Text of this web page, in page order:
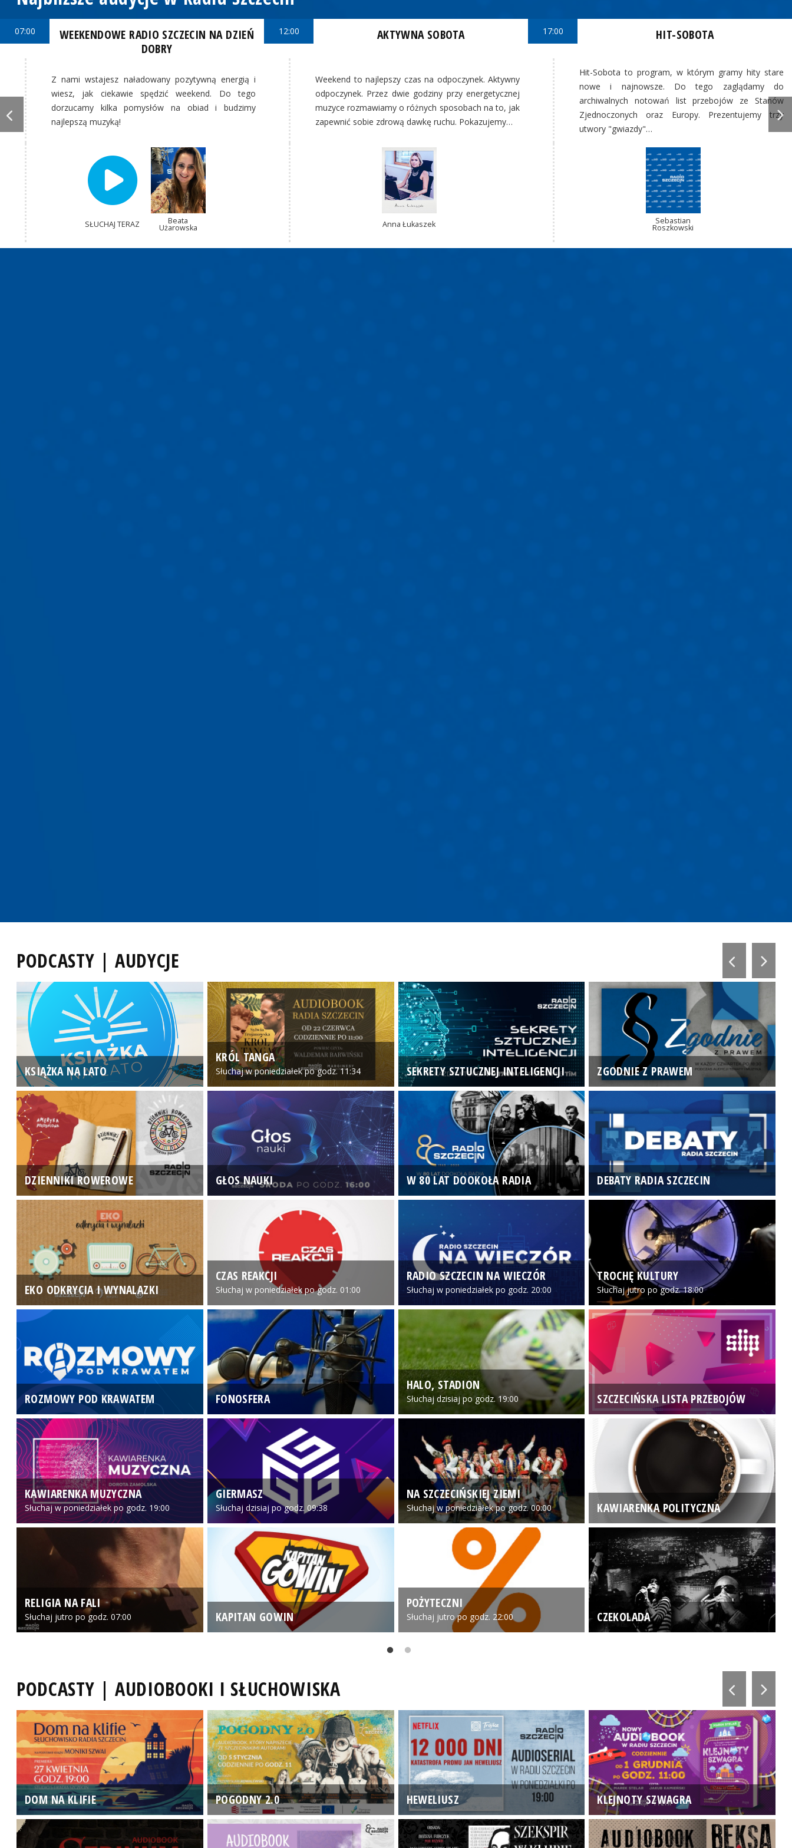
07:00
WEEKENDOWE RADIO SZCZECIN NA DZIEŃ
DOBRY
Z nami wstajesz naładowany pozytywną energią i
wiesz, jak ciekawie spędzić weekend. Do tego
dorzucamy kilka pomysłów na obiad i budzimy
najlepszą muzyką!
SŁUCHAJ TERAZ Beata
Użarowska
12:00 AKTYWNA SOBOTA
Weekend to najlepszy czas na odpoczynek. Aktywny
odpoczynek. Przez dwie godziny przy energetycznej
muzyce rozmawiamy o różnych sposobach na to, jak
zapewnić sobie zdrową dawkę ruchu. Pokazujemy…
Anna Łukaszek
17:00 HIT-SOBOTA
Hit-Sobota to program, w którym gramy hity stare
nowe i najnowsze. Do tego zaglądamy do
archiwalnych notowań list przebojów ze Stanów
Zjednoczonych oraz Europy. Prezentujemy trzy
utwory "gwiazdy"…
Sebastian
Roszkowski
PODCASTY | AUDYCJE
KSIĄŻKA NA LATO
KRÓL TANGA
Słuchaj w poniedziałek po godz. 11:34 SEKRETY SZTUCZNEJ INTELIGENCJI ZGODNIE Z PRAWEM
DZIENNIKI ROWEROWE GŁOS NAUKI W 80 LAT DOOKOŁA RADIA DEBATY RADIA SZCZECIN
EKO ODKRYCIA I WYNALAZKI
CZAS REAKCJI
Słuchaj w poniedziałek po godz. 01:00
RADIO SZCZECIN NA WIECZÓR
Słuchaj w poniedziałek po godz. 20:00
TROCHĘ KULTURY
Słuchaj jutro po godz. 18:00
ROZMOWY POD KRAWATEM FONOSFERA
HALO, STADION
Słuchaj dzisiaj po godz. 19:00 SZCZECIŃSKA LISTA PRZEBOJÓW
KAWIARENKA MUZYCZNA
Słuchaj w poniedziałek po godz. 19:00
GIERMASZ
Słuchaj dzisiaj po godz. 09:38
NA SZCZECIŃSKIEJ ZIEMI
Słuchaj w poniedziałek po godz. 00:00 KAWIARENKA POLITYCZNA
RELIGIA NA FALI
Słuchaj jutro po godz. 07:00 KAPITAN GOWIN
POŻYTECZNI
Słuchaj jutro po godz. 22:00 CZEKOLADA
PODCASTY | AUDIOBOOKI I SŁUCHOWISKA
DOM NA KLIFIE POGODNY 2.0 HEWELIUSZ KLEJNOTY SZWAGRA